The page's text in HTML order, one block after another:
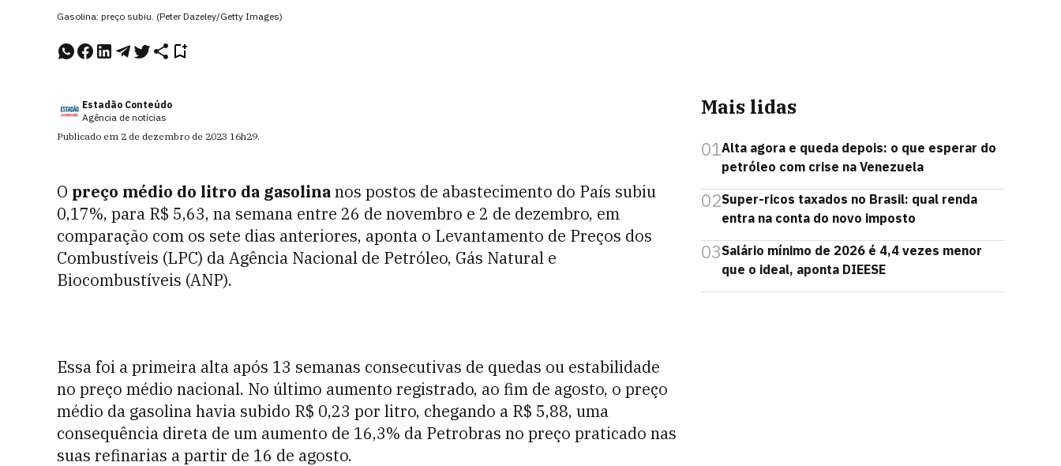
Gasolina: preço subiu. (Peter Dazeley/Getty Images)
Estadão Conteúdo
Agência de notícias
Publicado em 2 de dezembro de 2023 16h29.
O preço médio do litro da gasolinanos postos de abastecimento do País subiu
0,17%, para R$ 5,63, na semana entre 26 de novembro e 2 de dezembro, em
comparação com os sete dias anteriores, aponta o Levantamento de Preços dos
Combustíveis (LPC) da Agência Nacional de Petróleo, Gás Natural e
Biocombustíveis (ANP).
Essa foi a primeira alta após 13 semanas consecutivas de quedas ou estabilidade
no preço médio nacional. No último aumento registrado, ao fim de agosto, o preço
médio da gasolina havia subido R$ 0,23 por litro, chegando a R$ 5,88, uma
consequência direta de um aumento de 16,3% da Petrobras no preço praticado nas
suas refinarias a partir de 16 de agosto.
Mais lidas
01Alta agora e queda depois: o que esperar do
petróleo com crise na Venezuela
02Super-ricos taxados no Brasil: qual renda
entra na conta do novo imposto
03Salário mínimo de 2026 é 4,4 vezes menor
que o ideal, aponta DIEESE